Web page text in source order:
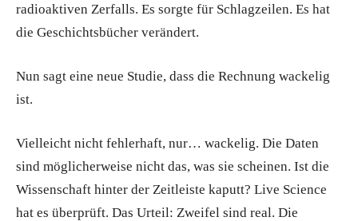
radioaktiven Zerfalls. Es sorgte für Schlagzeilen. Es hat
die Geschichtsbücher verändert.
Nun sagt eine neue Studie, dass die Rechnung wackelig
ist.
Vielleicht nicht fehlerhaft, nur… wackelig. Die Daten
sind möglicherweise nicht das, was sie scheinen. Ist die
Wissenschaft hinter der Zeitleiste kaputt? Live Science
hat es überprüft. Das Urteil: Zweifel sind real. Die